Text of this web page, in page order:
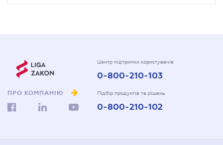
ПРО КОМПАНІЮ
Центр підтримки користувачів
0-800-210-103
Підбір продуктів та рішень
0-800-210-102